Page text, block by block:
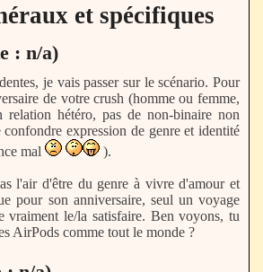
et spécifiques
: n/a)
je vais passer sur le scénario. Pour
de votre crush (homme ou femme,
relation hétéro, pas de non-binaire non
expression de genre et identité
mal
).
l'air d'être du genre à vivre d'amour et
pour son anniversaire, seul un voyage
vraiment le/la satisfaire. Ben voyons, tu
AirPods comme tout le monde ?